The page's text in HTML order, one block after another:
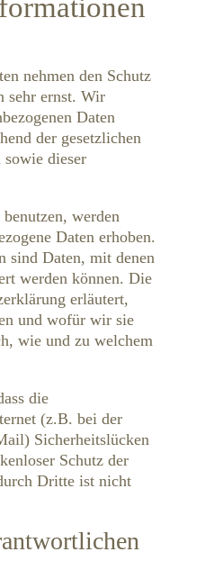
nehmen den Schutz
sehr ernst. Wir
Daten
der gesetzlichen
dieser
werden
Daten erhoben.
sind Daten, mit denen
werden können. Die
erläutert,
und wofür wir sie
wie und zu welchem
die
(z.B. bei der
Sicherheitslücken
Schutz der
Dritte ist nicht